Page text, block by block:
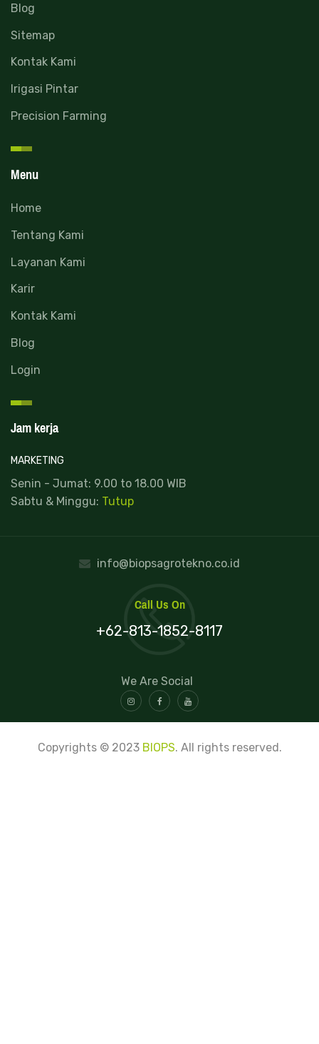
Blog
Sitemap
Kontak Kami
Irigasi Pintar
Precision Farming
Menu
Home
Tentang Kami
Layanan Kami
Karir
Kontak Kami
Blog
Login
Jam kerja
MARKETING
Senin - Jumat: 9.00 to 18.00 WIB
Sabtu & Minggu: Tutup
info@biopsagrotekno.co.id
Call Us On
+62-813-1852-8117
We Are Social
Copyrights © 2023 BIOPS. All rights reserved.